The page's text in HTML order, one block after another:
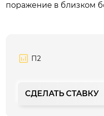
поражение в близком
П2
СДЕЛАТЬ СТАВКУ